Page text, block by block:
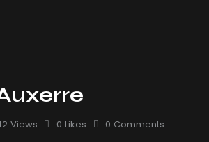
Views 0 Likes 0 Comments